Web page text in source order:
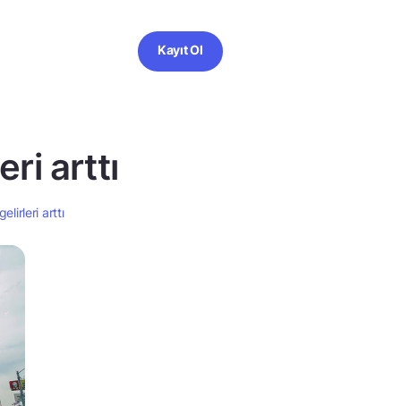
Kayıt Ol
arttı
arttı